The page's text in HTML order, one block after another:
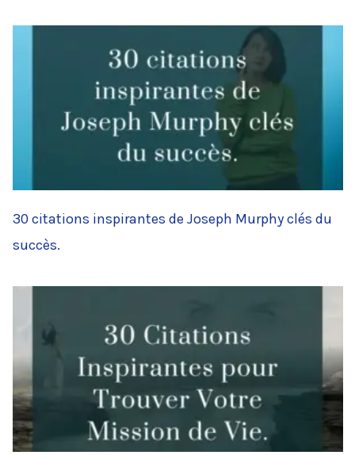
30 citations inspirantes de Joseph Murphy clés du
succès.